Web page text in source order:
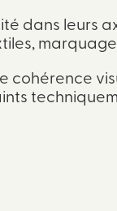
dans leurs
cohérence